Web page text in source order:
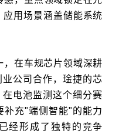
用场景涵盖储能系统
在车规芯片领域深耕
公司合作，琻捷的芯
电池监测这个细分赛
补充"端侧智能"的能力
经形成了独特的竞争